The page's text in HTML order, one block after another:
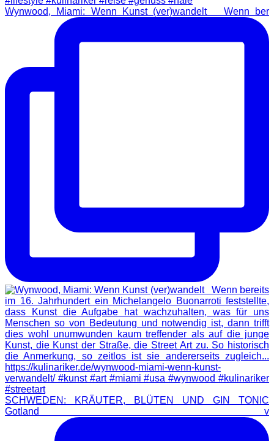
Wynwood, Miami: Wenn Kunst (ver)wandelt Wenn ber
SCHWEDEN: KRÄUTER, BLÜTEN UND GIN TONIC
Gotland v